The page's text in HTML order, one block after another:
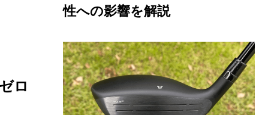
ロ
性への影響を解説